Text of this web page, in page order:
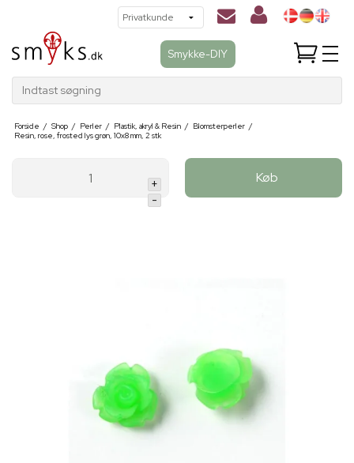
Smykke-DIY
Indtast søgning
Forside / Shop / Perler / Plastik, akryl & Resin / Blomsterperler /
Resin, rose, frosted lys grøn, 10x8 mm, 2 stk
+
-
Køb